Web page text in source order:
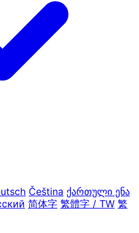
Čeština ქართული ენა
简体字 繁體字 / TW 繁